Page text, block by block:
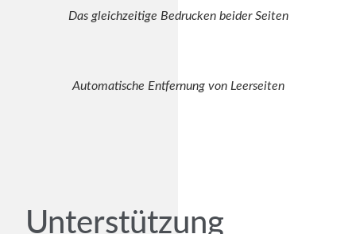
Das gleichzeitige Bedrucken beider Seiten
Automatische Entfernung von Leerseiten
Unterstützung